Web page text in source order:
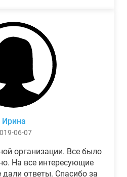
Ирина
06-07
организации. Все было
На все интересующие
ответы. Спасибо за